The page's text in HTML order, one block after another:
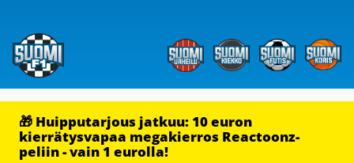
🎁 Huipputarjous jatkuu: 10 euron
kierrätysvapaa megakierros Reactoonz-
peliin - vain 1 eurolla!